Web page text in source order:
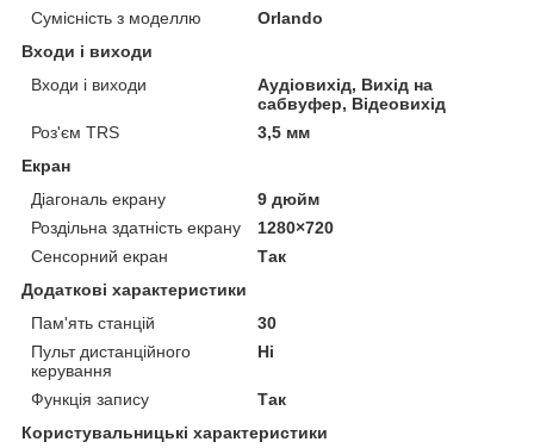
Сумісність з моделлю
Orlando
Входи і виходи
Входи і виходи
Аудіовихід, Вихід на
сабвуфер, Відеовихід
Роз'єм TRS
3,5 мм
Екран
Діагональ екрану
9 дюйм
Роздільна здатність екрану
1280×720
Сенсорний екран
Так
Додаткові характеристики
Пам'ять станцій
30
Пульт дистанційного
керування
Ні
Функція запису
Так
Користувальницькі характеристики